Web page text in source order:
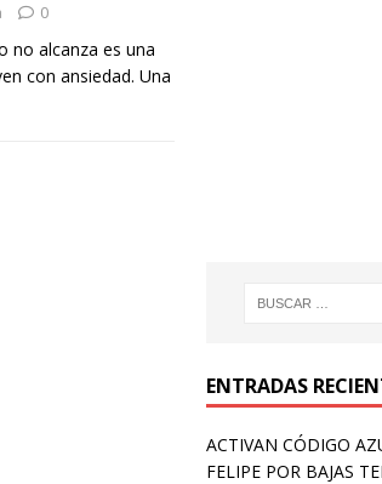
0
no alcanza es una
con ansiedad. Una
ENTRADAS
ACTIVAN CÓDIGO
FELIPE POR BAJAS